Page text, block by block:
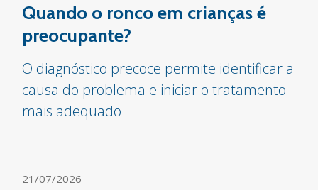
Quando o ronco em crianças é
preocupante?
O diagnóstico precoce permite identificar a
causa do problema e iniciar o tratamento
mais adequado
21/07/2026